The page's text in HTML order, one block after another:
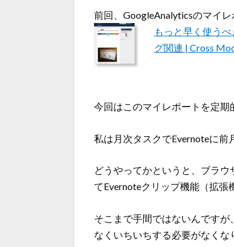
前回、GoogleAnalyticsのマイ
もっと早く使う
グ関連 | Cross
今回はこのマイレポートを定期
私は月次タスクでEvernoteに前
どうやってかというと、ブラ
てEvernoteクリップ機能（拡張
そこまで手間ではないんです
なくいちいちする必要がなくな